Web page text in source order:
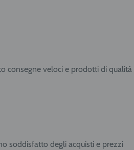
consegne veloci e prodotti di qualità
soddisfatto degli acquisti e prezzi